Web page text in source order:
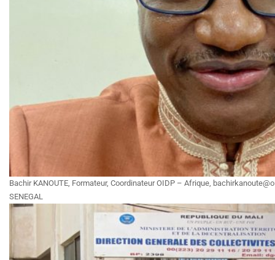
Bachir KANOUTE, Formateur, Coordinateur OIDP – Afrique,
SENEGAL